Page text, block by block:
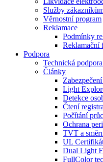
Služby
Věrnostní program
Reklamace
Podmínky
Reklamační
Podpora
Technická
Články
Light
Detekce
Čtení
Počítání
Ochrana
TVT a
UL
Dual Light
FullColor